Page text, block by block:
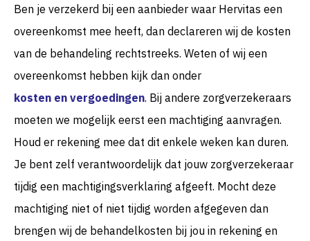
Ben je verzekerd bij een aanbieder waar Hervitas een
overeenkomst mee heeft, dan declareren wij de kosten
van de behandeling rechtstreeks. Weten of wij een
overeenkomst hebben kijk dan onder
kosten en vergoedingen. Bij andere zorgverzekeraars
moeten we mogelijk eerst een machtiging aanvragen.
Houd er rekening mee dat dit enkele weken kan duren.
Je bent zelf verantwoordelijk dat jouw zorgverzekeraar
tijdig een machtigingsverklaring afgeeft. Mocht deze
machtiging niet of niet tijdig worden afgegeven dan
brengen wij de behandelkosten bij jou in rekening en